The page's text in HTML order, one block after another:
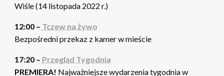
Wiśle (14 listopada 2022 r.)
12:00 – Tczew na żywo
Bezpośredni przekaz z kamer w mieście
17:20 – Przegląd Tygodnia
PREMIERA! Najważniejsze wydarzenia tygodnia w